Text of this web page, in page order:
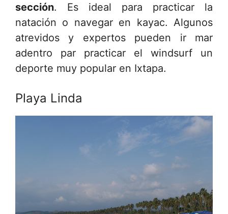
sección. Es ideal para practicar la
natación o navegar en kayac. Algunos
atrevidos y expertos pueden ir mar
adentro par practicar el windsurf un
deporte muy popular en Ixtapa.
Playa Linda